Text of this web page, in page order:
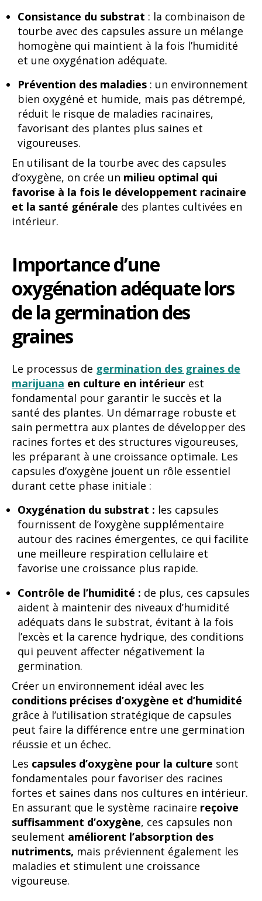
Consistance du substrat : la combinaison de
tourbe avec des capsules assure un mélange
homogène qui maintient à la fois l’humidité
et une oxygénation adéquate.
Prévention des maladies : un environnement
bien oxygéné et humide, mais pas détrempé,
réduit le risque de maladies racinaires,
favorisant des plantes plus saines et
vigoureuses.
En utilisant de la tourbe avec des capsules
d’oxygène, on crée un milieu optimal qui
favorise à la fois le développement racinaire
et la santé générale des plantes cultivées en
intérieur.
Importance d’une
oxygénation adéquate lors
de la germination des
graines
Le processus de germination des graines de
marijuana en culture en intérieur est
fondamental pour garantir le succès et la
santé des plantes. Un démarrage robuste et
sain permettra aux plantes de développer des
racines fortes et des structures vigoureuses,
les préparant à une croissance optimale. Les
capsules d’oxygène jouent un rôle essentiel
durant cette phase initiale :
Oxygénation du substrat : les capsules
fournissent de l’oxygène supplémentaire
autour des racines émergentes, ce qui facilite
une meilleure respiration cellulaire et
favorise une croissance plus rapide.
Contrôle de l’humidité : de plus, ces capsules
aident à maintenir des niveaux d’humidité
adéquats dans le substrat, évitant à la fois
l’excès et la carence hydrique, des conditions
qui peuvent affecter négativement la
germination.
Créer un environnement idéal avec les
conditions précises d’oxygène et d’humidité
grâce à l’utilisation stratégique de capsules
peut faire la différence entre une germination
réussie et un échec.
Les capsules d’oxygène pour la culture sont
fondamentales pour favoriser des racines
fortes et saines dans nos cultures en intérieur.
En assurant que le système racinaire reçoive
suffisamment d’oxygène, ces capsules non
seulement améliorent l’absorption des
nutriments, mais préviennent également les
maladies et stimulent une croissance
vigoureuse.